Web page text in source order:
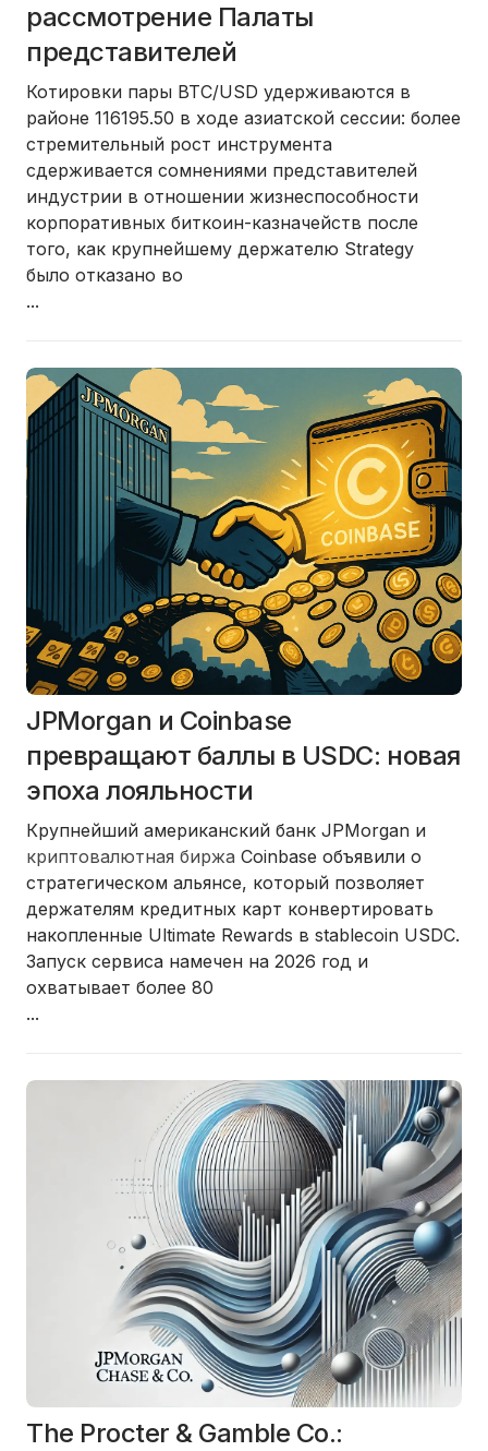
рассмотрение Палаты
представителей
Котировки пары BTC/USD удерживаются в
районе 116195.50 в ходе азиатской сессии: более
стремительный рост инструмента
сдерживается сомнениями представителей
индустрии в отношении жизнеспособности
корпоративных биткоин-казначейств после
того, как крупнейшему держателю Strategy
было отказано во
...
JPMorgan и Coinbase
превращают баллы в USDC: новая
эпоха лояльности
Крупнейший американский банк JPMorgan и
криптовалютная биржа Coinbase объявили о
стратегическом альянсе, который позволяет
держателям кредитных карт конвертировать
накопленные Ultimate Rewards в stablecoin USDC.
Запуск сервиса намечен на 2026 год и
охватывает более 80
...
The Procter & Gamble Co.: